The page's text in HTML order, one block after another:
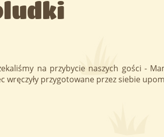
na przybycie naszych gości -
przygotowane przez siebie